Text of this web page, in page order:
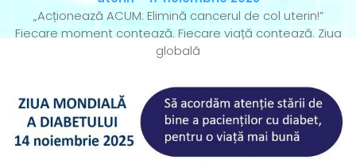
„Acționează ACUM: Elimină cancerul de col uterin!”
Fiecare moment contează. Fiecare viață contează. Ziua
globală